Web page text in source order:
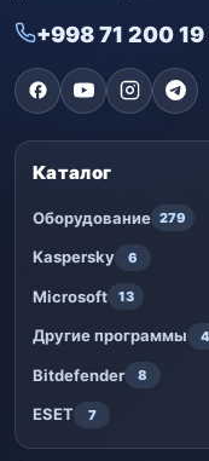
+998 71 200
Каталог
Оборудование 279
Kaspersky 6
Microsoft 13
Другие программы 4
Bitdefender 8
ESET 7